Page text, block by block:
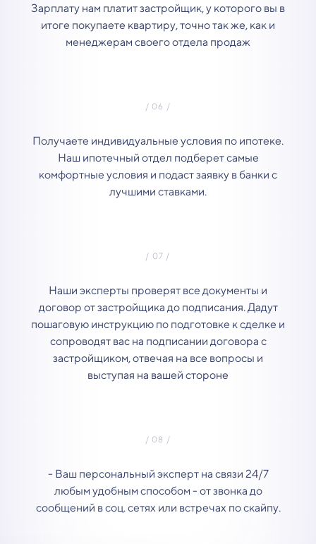
Зарплату нам платит застройщик, у которого вы в
итоге покупаете квартиру, точно так же, как и
менеджерам своего отдела продаж
Получаете индивидуальные условия по ипотеке.
Наш ипотечный отдел подберет самые
комфортные условия и подаст заявку в банки с
лучшими ставками.
Наши эксперты проверят все документы и
договор от застройщика до подписания. Дадут
пошаговую инструкцию по подготовке к сделке и
сопроводят вас на подписании договора с
застройщиком, отвечая на все вопросы и
выступая на вашей стороне
- Ваш персональный эксперт на связи 24/7
любым удобным способом - от звонка до
сообщений в соц. сетях или встречах по скайпу.